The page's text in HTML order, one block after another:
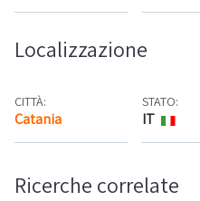
Localizzazione
CITTÀ:
Catania Mappa
STATO:
IT
Ricerche correlate